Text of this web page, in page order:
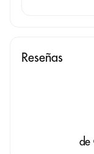
Reseñas
de